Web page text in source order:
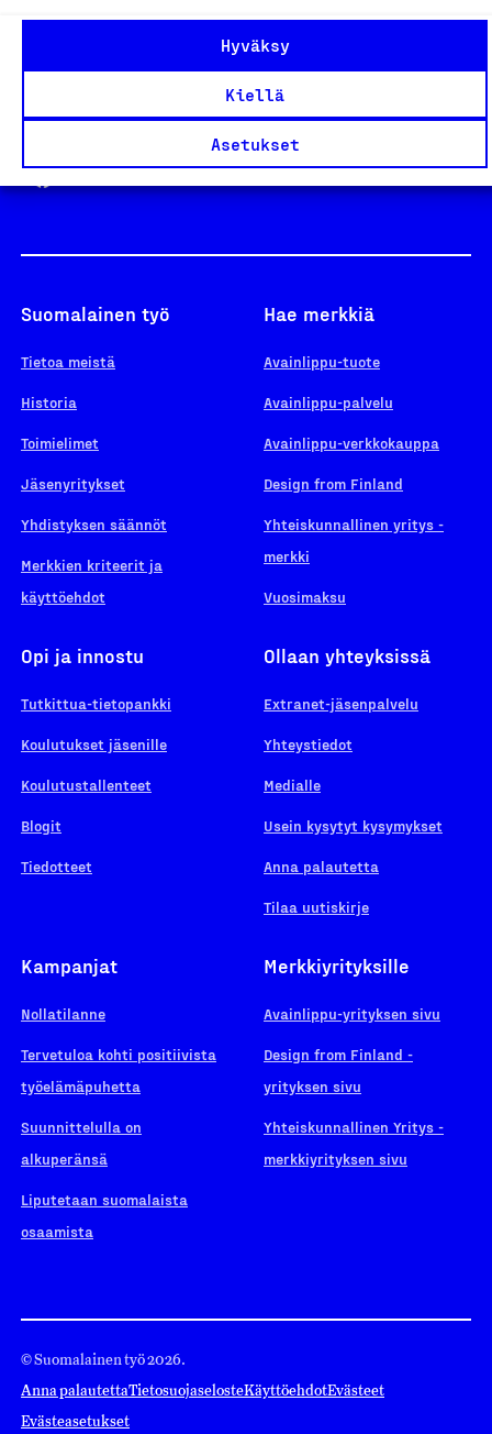
Hyväksy
Kiellä
Asetukset
Yhteiskunnallinen Yritys -merkki
Suomalainen työ
Tietoa meistä
Historia
Toimielimet
Jäsenyritykset
Yhdistyksen säännöt
Merkkien kriteerit ja
käyttöehdot
Hae merkkiä
Avainlippu-tuote
Avainlippu-palvelu
Avainlippu-verkkokauppa
Design from Finland
Yhteiskunnallinen yritys -
merkki
Vuosimaksu
Opi ja innostu
Tutkittua-tietopankki
Koulutukset jäsenille
Koulutustallenteet
Blogit
Tiedotteet
Ollaan yhteyksissä
Extranet-jäsenpalvelu
Yhteystiedot
Medialle
Usein kysytyt kysymykset
Anna palautetta
Tilaa uutiskirje
Kampanjat
Nollatilanne
Tervetuloa kohti positiivista
työelämäpuhetta
Suunnittelulla on
alkuperänsä
Liputetaan suomalaista
osaamista
Merkkiyrityksille
Avainlippu-yrityksen sivu
Design from Finland -
yrityksen sivu
Yhteiskunnallinen Yritys -
merkkiyrityksen sivu
© Suomalainen työ 2026.
Anna palautettaTietosuojaselosteKäyttöehdotEvästeet
Evästeasetukset